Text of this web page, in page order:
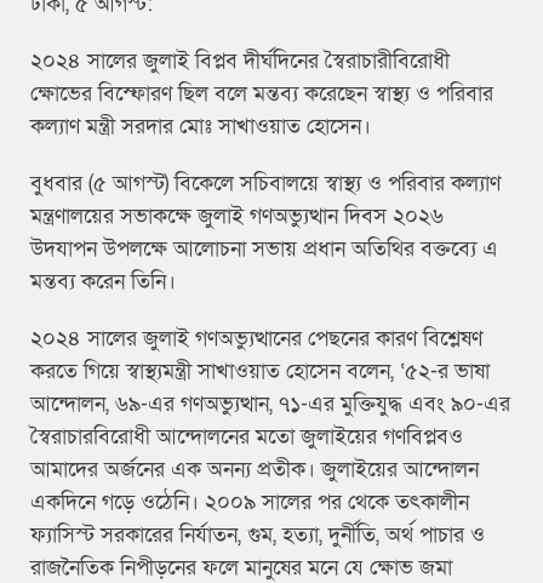
২০২৪ সালের জুলাই বিপ্লব দীর্ঘদিনের স্বৈরাচারীবিরোধী
ক্ষোভের বিস্ফোরণ ছিল বলে মন্তব্য করেছেন স্বাস্থ্য ও পরিবার
কল্যাণ মন্ত্রী সরদার মোঃ সাখাওয়াত হোসেন।
বুধবার (৫ আগস্ট) বিকেলে সচিবালয়ে স্বাস্থ্য ও পরিবার কল্যাণ
মন্ত্রণালয়ের সভাকক্ষে জুলাই গণঅভ্যুত্থান দিবস ২০২৬
উদযাপন উপলক্ষে আলোচনা সভায় প্রধান অতিথির বক্তব্যে এ
মন্তব্য করেন তিনি।
২০২৪ সালের জুলাই গণঅভ্যুত্থানের পেছনের কারণ বিশ্লেষণ
করতে গিয়ে স্বাস্থ্যমন্ত্রী সাখাওয়াত হোসেন বলেন, ‘৫২-র ভাষা
আন্দোলন, ৬৯-এর গণঅভ্যুত্থান, ৭১-এর মুক্তিযুদ্ধ এবং ৯০-এর
স্বৈরাচারবিরোধী আন্দোলনের মতো জুলাইয়ের গণবিপ্লবও
আমাদের অর্জনের এক অনন্য প্রতীক। জুলাইয়ের আন্দোলন
একদিনে গড়ে ওঠেনি। ২০০৯ সালের পর থেকে তৎকালীন
ফ্যাসিস্ট সরকারের নির্যাতন, গুম, হত্যা, দুর্নীতি, অর্থ পাচার ও
রাজনৈতিক নিপীড়নের ফলে মানুষের মনে যে ক্ষোভ জমা